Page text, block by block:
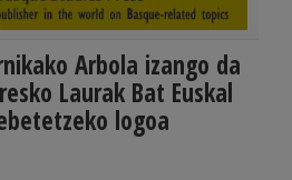
Arbola izango da
Laurak Bat Euskal
logoa